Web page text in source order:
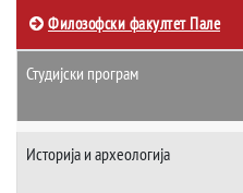
Филозофски факултет Пале
Студијски програм
Историјa и археологија